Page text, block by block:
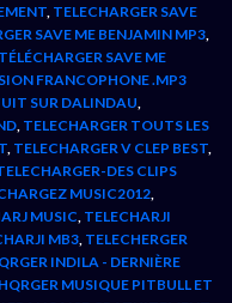
, TELECHARGER SAVE
SAVE ME BENJAMIN MP3,
TÉLÉCHARGER SAVE ME
FRANCOPHONE .MP3
SUR DALINDAU,
, TELECHARGER TOUTS LES
, TELECHARGER V CLEP BEST,
DES CLIPS
MUSIC2012,
MUSIC, TELECHARJI
MB3, TELECHERGER
INDILA - DERNIÈRE
MUSIQUE PITBULL ET